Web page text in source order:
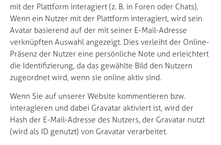
mit der Plattform interagiert (z. B. in Foren oder Chats).
Wenn ein Nutzer mit der Plattform interagiert, wird sein
Avatar basierend auf der mit seiner E-Mail-Adresse
verknüpften Auswahl angezeigt. Dies verleiht der Online-
Präsenz der Nutzer eine persönliche Note und erleichtert
die Identifizierung, da das gewählte Bild den Nutzern
zugeordnet wird, wenn sie online aktiv sind.
Wenn Sie auf unserer Website kommentieren bzw.
interagieren und dabei Gravatar aktiviert ist, wird der
Hash der E-Mail-Adresse des Nutzers, der Gravatar nutzt
(wird als ID genutzt) von Gravatar verarbeitet.